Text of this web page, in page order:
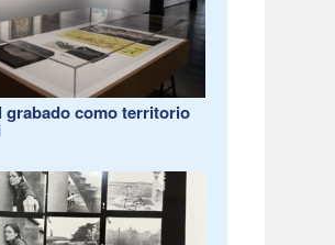
grabado como territorio